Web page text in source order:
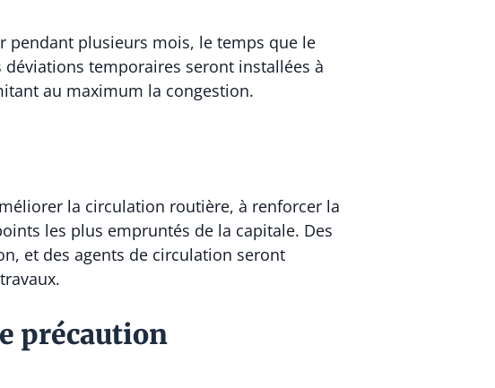
pendant plusieurs mois, le temps que le
temporaires seront installées à
au maximum la congestion.
la circulation routière, à renforcer la
les plus empruntés de la capitale. Des
et des agents de circulation seront
précaution